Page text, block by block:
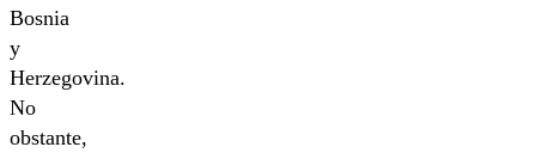
Bosnia
y
Herzegovina.
No
obstante,